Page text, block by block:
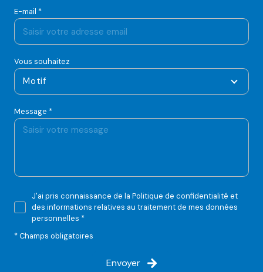
E-mail *
Vous souhaitez
Motif
Message *
J'ai pris connaissance de la Politique de confidentialité et
des informations relatives au traitement de mes données
personnelles *
* Champs obligatoires
Envoyer